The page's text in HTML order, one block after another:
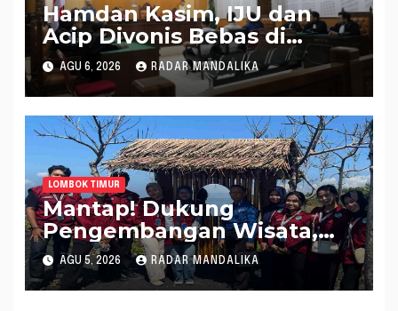
Hamdan Kasim, IJU dan
Acip Divonis Bebas di
Kasus Dugaan Gratifikasi
DPRD NTB, Kuasa Hukum:
Putusan Bersifat Final
AGU 6, 2026 RADAR MANDALIKA
LOMBOK TIMUR
Mantap! Dukung
Pengembangan Wisata,
Mahasiswa KKN PMD
Universitas Mataram
Bangun Spot Foto di
AGU 5, 2026 RADAR MANDALIKA